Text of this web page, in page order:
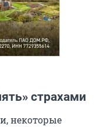
страхами
некоторые